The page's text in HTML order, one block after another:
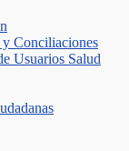
Conciliaciones
Usuarios Salud